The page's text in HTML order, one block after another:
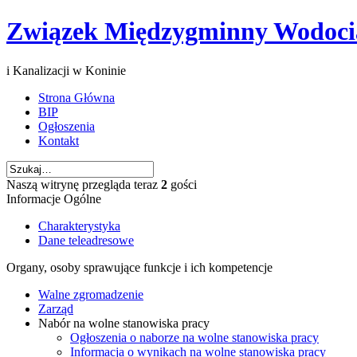
Związek Międzygminny
i Kanalizacji w Koninie
Strona Główna
BIP
Ogłoszenia
Kontakt
Naszą witrynę przegląda teraz 2 gości
Informacje Ogólne
Charakterystyka
Dane teleadresowe
Organy, osoby sprawujące funkcje i ich kompetencje
Walne zgromadzenie
Zarząd
Nabór na wolne stanowiska pracy
Ogłoszenia o naborze na wolne stanowiska pracy
Informacja o wynikach na wolne stanowiska pracy